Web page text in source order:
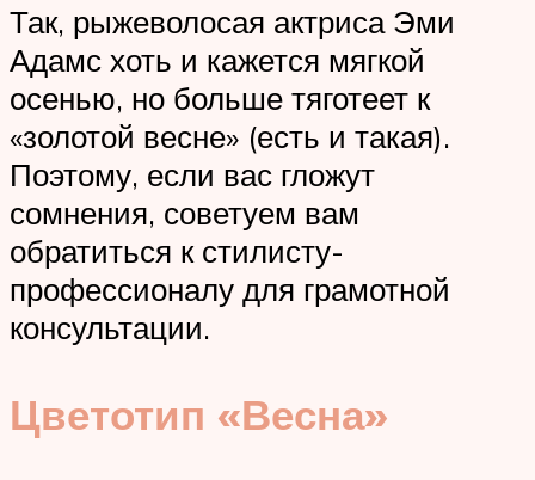
Так, рыжеволосая актриса Эми
Адамс хоть и кажется мягкой
осенью, но больше тяготеет к
«золотой весне» (есть и такая).
Поэтому, если вас гложут
сомнения, советуем вам
обратиться к стилисту-
профессионалу для грамотной
консультации.
Цветотип «Весна»